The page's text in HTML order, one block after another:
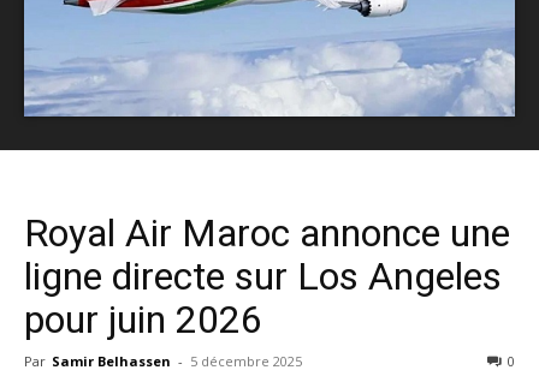
Royal Air Maroc annonce une
ligne directe sur Los Angeles
pour juin 2026
Par Samir Belhassen - 5 décembre 2025 0